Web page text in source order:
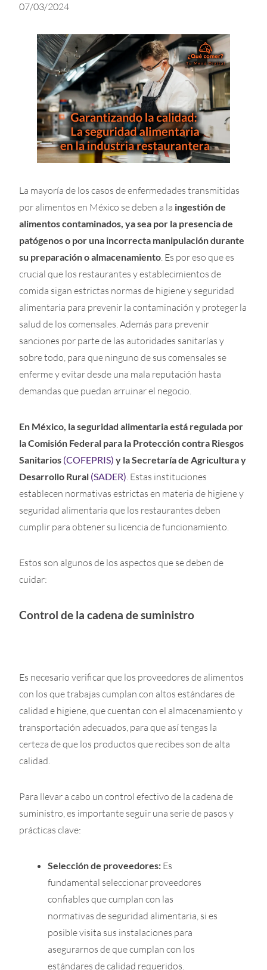
07/03/2024
La mayoría de los casos de enfermedades transmitidas
por alimentos en México se deben a la ingestión de
alimentos contaminados, ya sea por la presencia de
patógenos o por una incorrecta manipulación durante
su preparación o almacenamiento. Es por eso que es
crucial que los restaurantes y establecimientos de
comida sigan estrictas normas de higiene y seguridad
alimentaria para prevenir la contaminación y proteger la
salud de los comensales. Además para prevenir
sanciones por parte de las autoridades sanitarías y
sobre todo, para que ninguno de sus comensales se
enferme y evitar desde una mala reputación hasta
demandas que puedan arruinar el negocio.
En México, la seguridad alimentaria está regulada por
la Comisión Federal para la Protección contra Riesgos
Sanitarios (COFEPRIS) y la Secretaría de Agricultura y
Desarrollo Rural (SADER). Estas instituciones
establecen normativas estrictas en materia de higiene y
seguridad alimentaria que los restaurantes deben
cumplir para obtener su licencia de funcionamiento.
Estos son algunos de los aspectos que se deben de
cuidar:
Control de la cadena de suministro
Es necesario verificar que los proveedores de alimentos
con los que trabajas cumplan con altos estándares de
calidad e higiene, que cuentan con el almacenamiento y
transportación adecuados, para que así tengas la
certeza de que los productos que recibes son de alta
calidad.
Para llevar a cabo un control efectivo de la cadena de
suministro, es importante seguir una serie de pasos y
prácticas clave:
Selección de proveedores: Es
fundamental seleccionar proveedores
confiables que cumplan con las
normativas de seguridad alimentaria, si es
posible visita sus instalaciones para
asegurarnos de que cumplan con los
estándares de calidad requeridos.